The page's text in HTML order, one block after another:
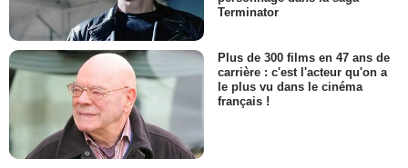
Terminator
Plus de 300 films en 47 ans de
carrière : c'est l'acteur qu'on a
le plus vu dans le cinéma
français !